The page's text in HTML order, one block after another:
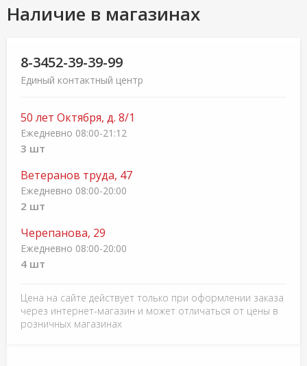
Наличие в магазинах
8-3452-39-39-99
Единый контактный центр
50 лет Октября, д. 8/1
Ежедневно 08:00-21:12
3 шт
Ветеранов труда, 47
Ежедневно 08:00-20:00
2 шт
Черепанова, 29
Ежедневно 08:00-20:00
4 шт
Цена на сайте действует только при оформлении заказа
через интернет-магазин и может отличаться от цены в
розничных магазинах